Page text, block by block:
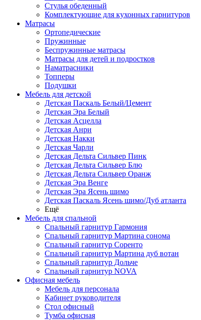
Стулья обеденный
Комплектующие для кухонных гарнитуров
Матраcы
Ортопедические
Пружинные
Беспружинные матрасы
Матрасы для детей и подростков
Наматрасники
Топперы
Подушки
Мебель для детской
Детская Паскаль Белый/Цемент
Детская Эра Белый
Детская Асцелла
Детская Анри
Детская Накки
Детская Чарли
Детская Дельта Сильвер Пинк
Детская Дельта Сильвер Блю
Детская Дельта Сильвер Оранж
Детская Эра Венге
Детская Эра Ясень шимо
Детская Паскаль Ясень шимо/Дуб атланта
Ещё
Мебель для спальной
Спальный гарнитур Гармония
Спальный гарнитур Мартина сонома
Спальный гарнитур Соренто
Спальный гарнитур Мартина дуб вотан
Спальный гарнитур Дольче
Спальный гарнитур NOVA
Офисная мебель
Мебель для персонала
Кабинет руководителя
Стол офисный
Тумба офисная